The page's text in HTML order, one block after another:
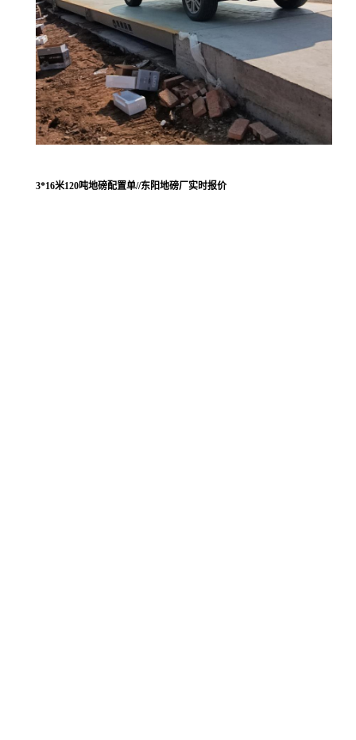
3*16米120吨地磅配置单//东阳地磅厂实时报价